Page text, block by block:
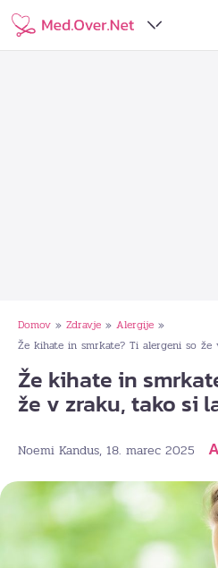
Domov » Zdravje » Alergije »
Že kihate in smrkate? Ti alergeni so
Že kihate in
že v zraku, tako si
Noemi Kandus, 18. marec 2025